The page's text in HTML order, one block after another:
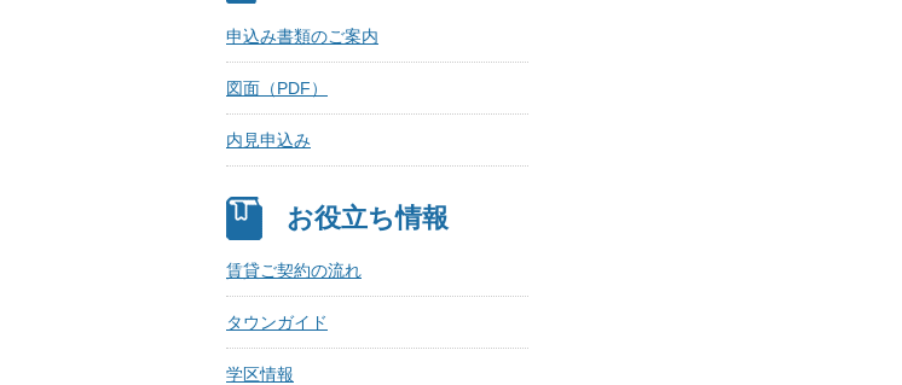
申込み書類のご案内
図面（PDF）
内見申込み
お役立ち情報
賃貸ご契約の流れ
タウンガイド
学区情報